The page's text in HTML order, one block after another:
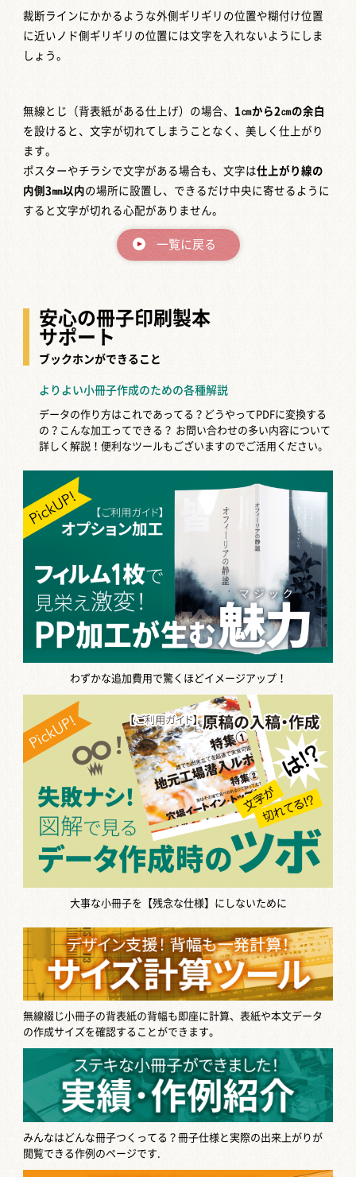
裁断ラインにかかるような外側ギリギリの位置や糊付け位置
に近いノド側ギリギリの位置には文字を入れないようにしま
しょう。
無線とじ（背表紙がある仕上げ）の場合、 1㎝から2㎝の余白
を設けると、文字が切れてしまうことなく、美しく仕上がり
ます。
ポスターやチラシで文字がある場合も、文字は仕上がり線の
内側3㎜以内の場所に設置し、できるだけ中央に寄せるように
すると文字が切れる心配がありません。
一覧に戻る
安心の冊子印刷製本
サポート
ブックホンができること
よりよい小冊子作成のための各種解説
データの作り方はこれであってる？どうやってPDFに変換する
の？こんな加工ってできる？ お問い合わせの多い内容について
詳しく解説！便利なツールもございますのでご活用ください。
わずかな追加費用で驚くほどイメージアップ！
大事な小冊子を【残念な仕様】にしないために
無線綴じ小冊子の背表紙の背幅も即座に計算、表紙や本文データ
の作成サイズを確認することができます。
みんなはどんな冊子つくってる？冊子仕様と実際の出来上がりが
閲覧できる作例のページです.